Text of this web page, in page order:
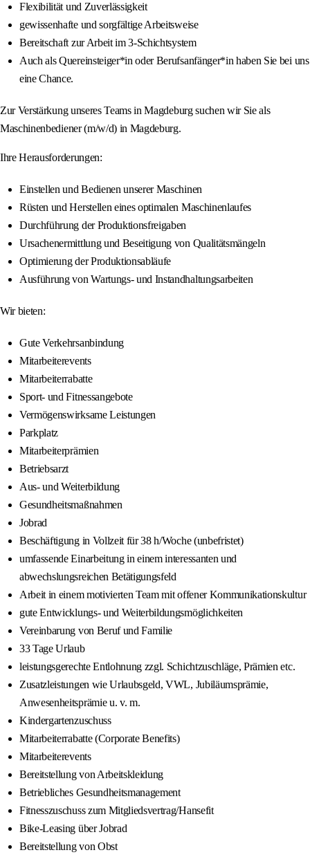
Flexibilität und Zuverlässigkeit
gewissenhafte und sorgfältige Arbeitsweise
Bereitschaft zur Arbeit im 3-Schichtsystem
Auch als Quereinsteiger*in oder Berufsanfänger*in haben Sie bei uns
eine Chance.
Zur Verstärkung unseres Teams in Magdeburg suchen wir Sie als
Maschinenbediener (m/w/d) in Magdeburg.
Ihre Herausforderungen:
Einstellen und Bedienen unserer Maschinen
Rüsten und Herstellen eines optimalen Maschinenlaufes
Durchführung der Produktionsfreigaben
Ursachenermittlung und Beseitigung von Qualitätsmängeln
Optimierung der Produktionsabläufe
Ausführung von Wartungs- und Instandhaltungsarbeiten
Wir bieten:
Gute Verkehrsanbindung
Mitarbeiterevents
Mitarbeiterrabatte
Sport- und Fitnessangebote
Vermögenswirksame Leistungen
Parkplatz
Mitarbeiterprämien
Betriebsarzt
Aus- und Weiterbildung
Gesundheitsmaßnahmen
Jobrad
Beschäftigung in Vollzeit für 38 h/Woche (unbefristet)
umfassende Einarbeitung in einem interessanten und
abwechslungsreichen Betätigungsfeld
Arbeit in einem motivierten Team mit offener Kommunikationskultur
gute Entwicklungs- und Weiterbildungsmöglichkeiten
Vereinbarung von Beruf und Familie
33 Tage Urlaub
leistungsgerechte Entlohnung zzgl. Schichtzuschläge, Prämien etc.
Zusatzleistungen wie Urlaubsgeld, VWL, Jubiläumsprämie,
Anwesenheitsprämie u. v. m.
Kindergartenzuschuss
Mitarbeiterrabatte (Corporate Benefits)
Mitarbeiterevents
Bereitstellung von Arbeitskleidung
Betriebliches Gesundheitsmanagement
Fitnesszuschuss zum Mitgliedsvertrag/Hansefit
Bike-Leasing über Jobrad
Bereitstellung von Obst